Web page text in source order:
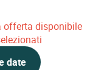
offerta disponibile
date